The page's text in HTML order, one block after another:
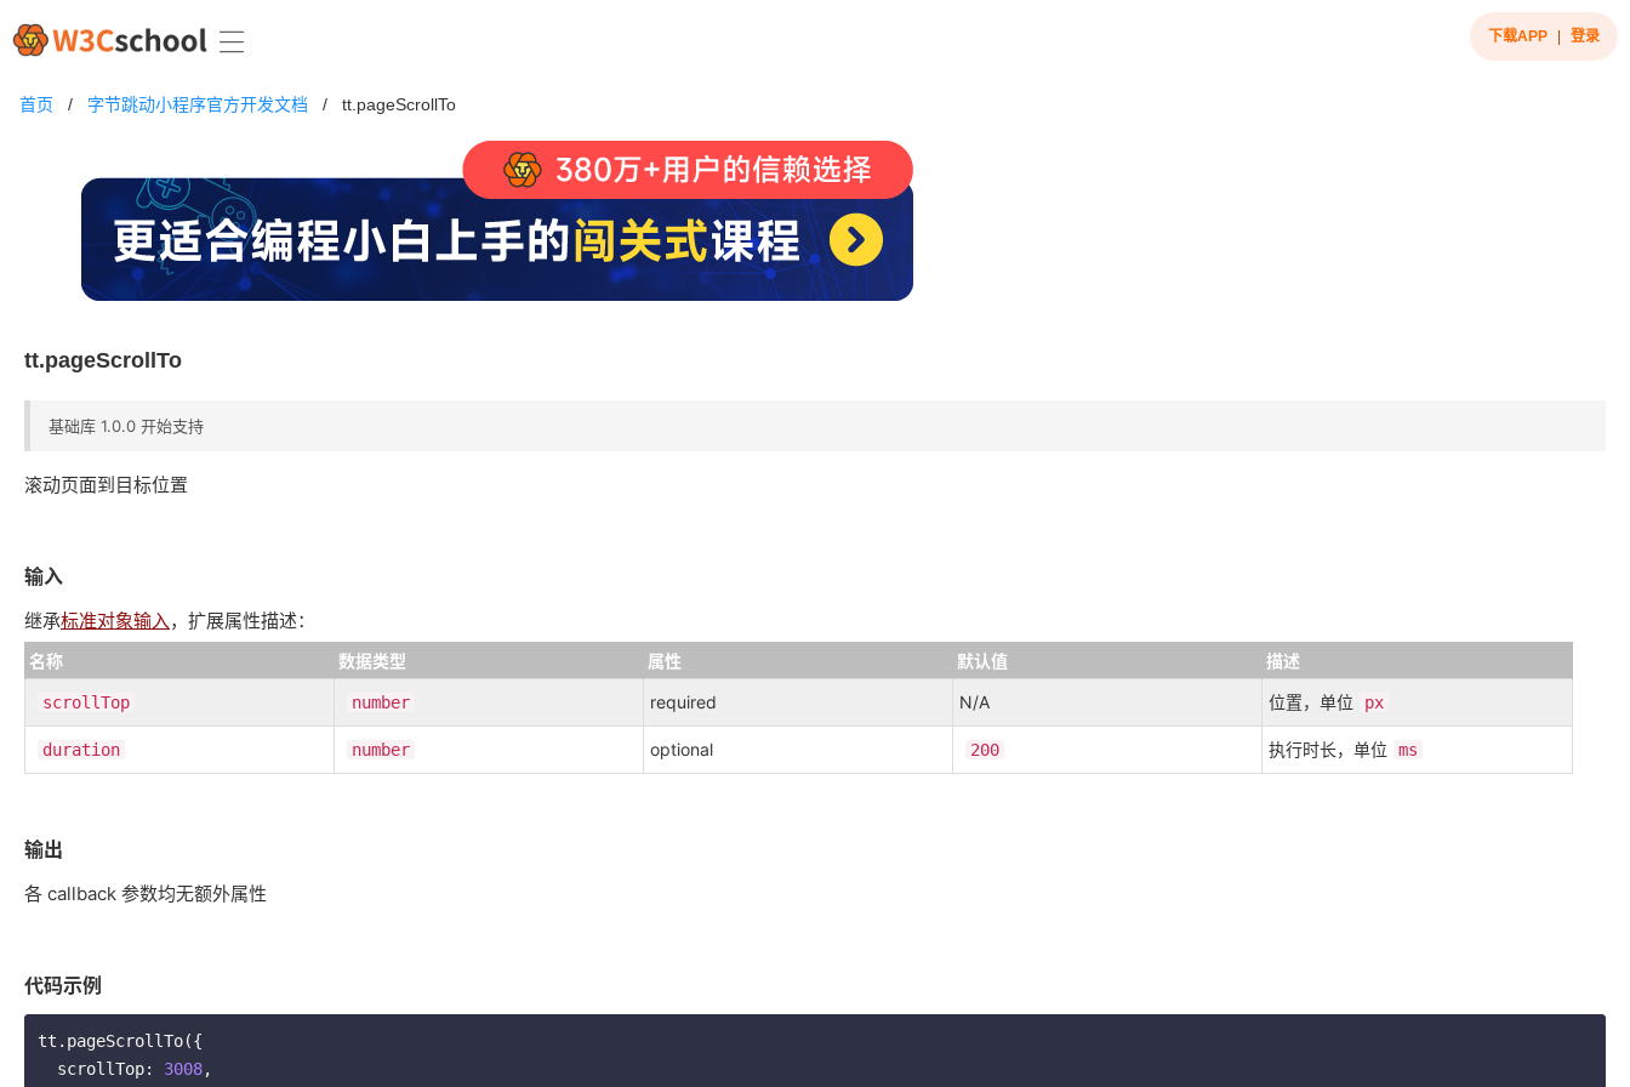
下载APP 登录
首页 / 字节跳动小程序官方开发文档 / tt.pageScrollTo
tt.pageScrollTo
基础库 1.0.0 开始支持
滚动页面到目标位置
输入
继承标准对象输入，扩展属性描述：
名称 数据类型 属性 默认值 描述
scrollTop number required N/A 位置，单位 px
duration number optional 200 执行时长，单位 ms
输出
各 callback 参数均无额外属性
代码示例
tt.pageScrollTo({
  scrollTop:
3008,